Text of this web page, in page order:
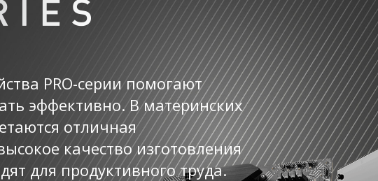
PRO-серии помогают
эффективно. В материнских
отличная
качество изготовления
для продуктивного труда.